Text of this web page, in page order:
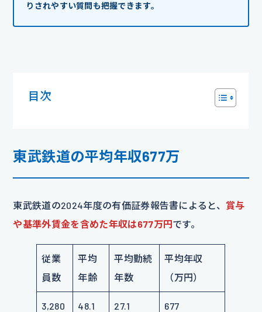
りされやすい質問も把握できます。
目次
東武鉄道の平均年収677万
東武鉄道の2024年度の有価証券報告書によると、 賞与
や基準外賃金を含めた年収は677万円です。
従業
員数
平均
年齢
平均勤続
年数
平均年収
（万円）
3,280 48.1 27.1 677